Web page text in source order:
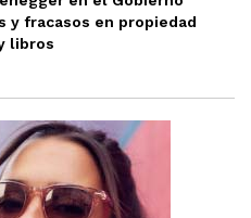
y fracasos en propiedad
libros